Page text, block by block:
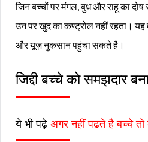
जिन बच्चों पर मंगल, बुध और राहू का दोष
उन पर खुद का कण्ट्रोल नहीं रहता। यह
और यूज़ नुकसान पहुंचा सकते है।
जिद्दी बच्चे को समझदार
ये भी पढ़े अगर नहीं पढते है बच्चे तो